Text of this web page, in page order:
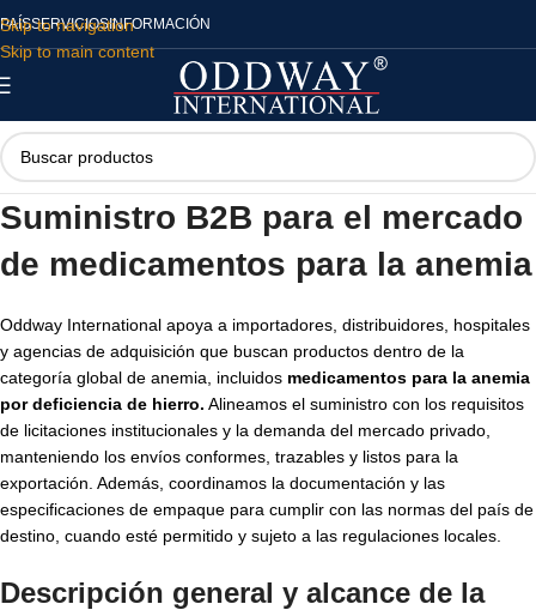
Skip to navigation
Skip to main content
PAÍSSERVICIOSINFORMACIÓN
Suministro B2B para el mercado
de medicamentos para la anemia
Oddway International apoya a importadores, distribuidores, hospitales
y agencias de adquisición que buscan productos dentro de la
categoría global de anemia, incluidos medicamentos para la anemia
por deficiencia de hierro. Alineamos el suministro con los requisitos
de licitaciones institucionales y la demanda del mercado privado,
manteniendo los envíos conformes, trazables y listos para la
exportación. Además, coordinamos la documentación y las
especificaciones de empaque para cumplir con las normas del país de
destino, cuando esté permitido y sujeto a las regulaciones locales.
Descripción general y alcance de la